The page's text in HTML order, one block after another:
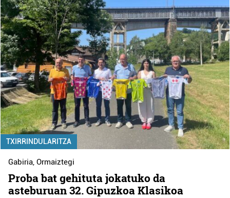
TXIRRINDULARITZA
Gabiria,Ormaiztegi
Proba bat gehituta jokatuko da
asteburuan 32. Gipuzkoa Klasikoa